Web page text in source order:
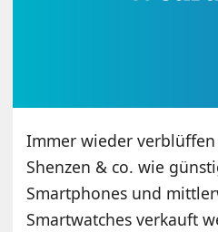
Immer wieder
Shenzen & co. wie
Smartphones und
Smartwatches verkauft